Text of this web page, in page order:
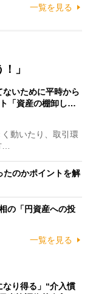
一覧を見る
」
ないために平時から
「資産の棚卸し…
動いたり、取引環
…
たのかポイントを解
の「円資産への投
一覧を見る
なり得る」“介入慣